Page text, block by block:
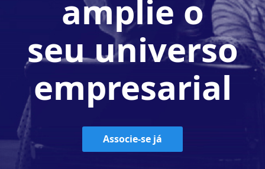
amplie o
seu universo
empresarial
Associe-se já